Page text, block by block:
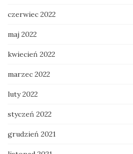
czerwiec 2022
maj 2022
kwiecień 2022
marzec 2022
luty 2022
styczeń 2022
grudzień 2021